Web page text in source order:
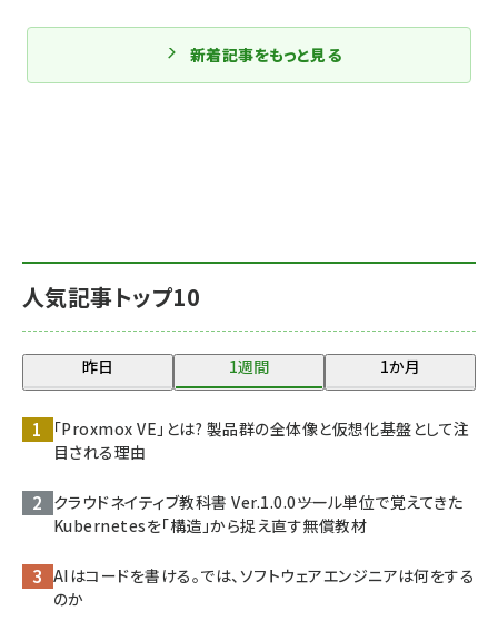
人気記事トップ10
昨日 1週間 1か月
「Proxmox VE」とは? 製品群の全体像と仮想化基盤として注
目される理由
クラウドネイティブ教科書 Ver.1.0.0――ツール単位で覚えてきた
Kubernetesを「構造」から捉え直す無償教材
AIはコードを書ける。では、ソフトウェアエンジニアは何をする
のか
新着記事をもっと見る